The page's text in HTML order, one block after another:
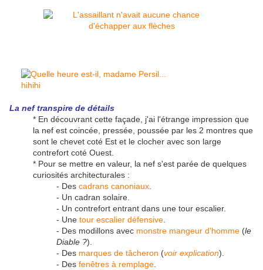
La nef transpire de détails
* En découvrant cette façade, j'ai l'étrange impression que
la nef est coincée, pressée, poussée par les 2 montres que
sont le chevet coté Est et le clocher avec son large
contrefort coté Ouest.
* Pour se mettre en valeur, la nef s'est parée de quelques
curiosités architecturales :
- Des cadrans canoniaux
- Un cadran solaire.
- Un contrefort entrant dans une tour escalier.
- Une tour escalier défensive
- Des modillons avec monstre mangeur d'homme (le
Diable ?).
- Des marques de tâcheron (voir explication).
- Des fenêtres à remplage